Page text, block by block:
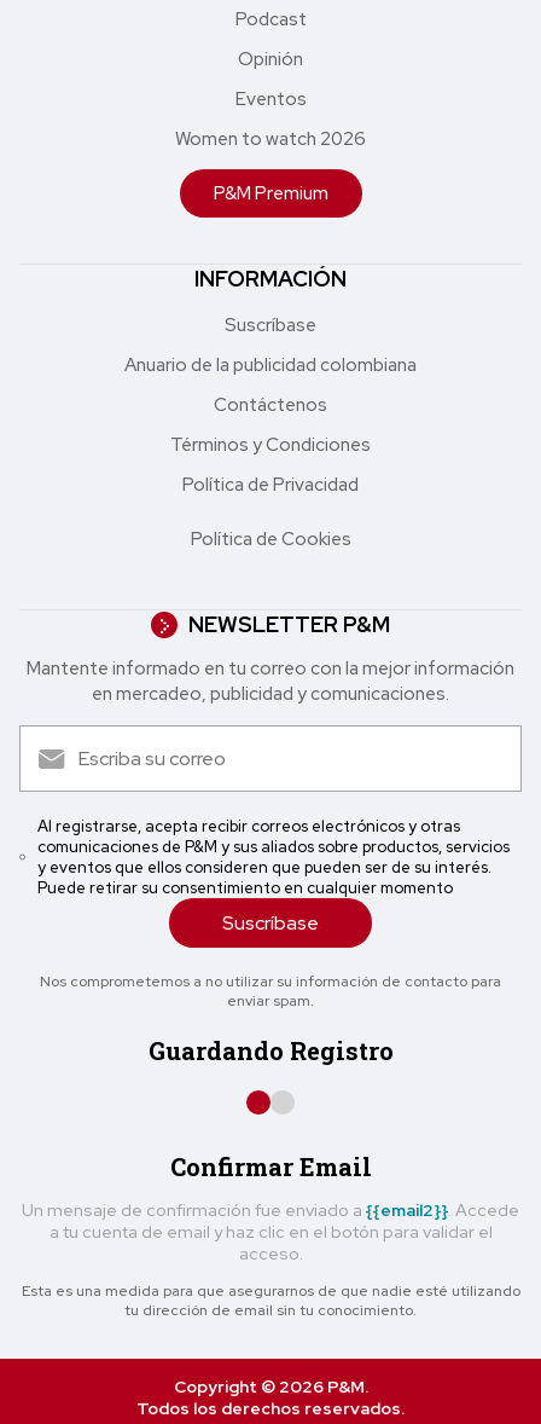
Podcast
Opinión
Eventos
Women to watch 2026
P&M Premium
INFORMACIÓN
Suscríbase
Anuario de la publicidad colombiana
Contáctenos
Términos y Condiciones
Política de Privacidad
Política de Cookies
NEWSLETTER P&M
Mantente informado en tu correo con la mejor in formación
en mercadeo, publicidad y comunicaciones.
Al registrarse, acepta recibir correos electrónicos y otras
comunicaciones de P&M y sus aliados sobre productos, servicios
y eventos que ellos consideren que pueden ser de su interés.
Puede retirar su consentimiento en cualquier momento
Suscríbase
Nos comprometemos a no utilizar su información de contacto para
enviar spam.
Guardando Registro
Confirmar Email
Un mensaje de confirmación fue enviado a {{email2}}. Accede
a tu cuenta de email y haz clic en el botón para validar el
acceso.
Esta es una medida para que asegurarnos de que nadie esté utilizando
tu dirección de email sin tu conocimiento.
Copyright © 2026 P&M.
Todos los derechos reservados.